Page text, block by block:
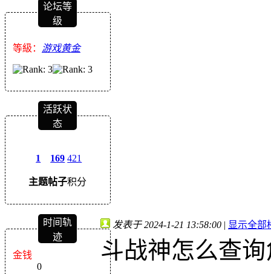
论坛等
级
等級： 游戏黄金
活跃状
态
1
主题
169
帖子
421
积分
时间轨
迹
金钱
0
发表于 2024-1-21 13:58:00 | 显示全部
斗战神怎么查